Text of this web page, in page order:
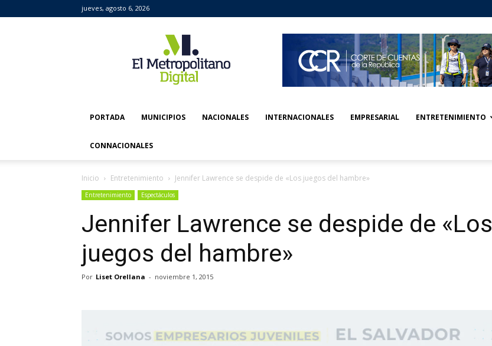
jueves, agosto 6, 2026
Metropolitano
Digital
PORTADA MUNICIPIOS NACIONALES INTERNACIONALES EMPRESARIAL ENTRETENIMIENTO
CONNACIONALES
Inicio Entretenimiento Jennifer Lawrence se despide de «Los juegos del hambre»
Entretenimiento Espectáculos
Jennifer Lawrence se despide de «Los
juegos del hambre»
Por Liset Orellana - noviembre 1, 2015